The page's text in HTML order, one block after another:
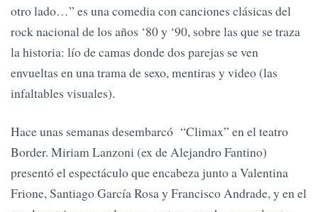
otro lado…” es una comedia con canciones clásicas del
rock nacional de los años ‘80 y ‘90, sobre las que se traza
la historia: lío de camas donde dos parejas se ven
envueltas en una trama de sexo, mentiras y video (las
infaltables visuales).
Hace unas semanas desembarcó “Climax” en el teatro
Border. Miriam Lanzoni (ex de Alejandro Fantino)
presentó el espectáculo que encabeza junto a Valentina
Frione, Santiago García Rosa y Francisco Andrade, y en el